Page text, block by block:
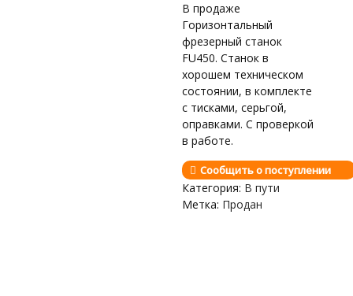
В продаже
Горизонтальный
фрезерный станок
FU450. Станок в
хорошем техническом
состоянии, в комплекте
с тисками, серьгой,
оправками. С проверкой
в работе.
Сообщить о поступлении
Категория: В пути
Метка: Продан